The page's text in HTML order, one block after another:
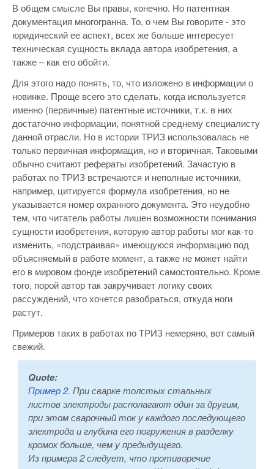
В общем смысле Вы правы, конечно. Но патентная
документация многогранна. То, о чем Вы говорите - это
юридический ее аспект, всех же больше интересует
техническая сущность вклада автора изобретения, а
также – как его обойти.
Для этого надо понять, то, что изложено в информации о
новинке. Проще всего это сделать, когда используется
именно (первичные) патентные источники, т.к. в них
достаточно информации, понятной среднему специалисту
данной отрасли. Но в истории ТРИЗ использовалась не
только первичная информация, но и вторичная. Таковыми
обычно считают рефераты изобретений. Зачастую в
работах по ТРИЗ встречаются и неполные источники,
например, цитируется формула изобретения, но не
указывается номер охранного документа. Это неудобно
тем, что читатель работы лишен возможности понимания
сущности изобретения, которую автор работы мог как-то
изменить, «подстраивая» имеющуюся информацию под
объясняемый в работе момент, а также не может найти
его в мировом фонде изобретений самостоятельно. Кроме
того, порой автор так закручивает логику своих
рассуждений, что хочется разобраться, откуда ноги
растут.
Примеров таких в работах по ТРИЗ немеряно, вот самый
свежий.
Quote:
Пример 2. При сварке толстых стальных
листов электроды располагают один за другим,
при этом сварочный ток у каждого последующего
электрода и глубина его погружения в разделку
кромок больше, чем у предыдущего.
Из примера 2 следует, что противоречие